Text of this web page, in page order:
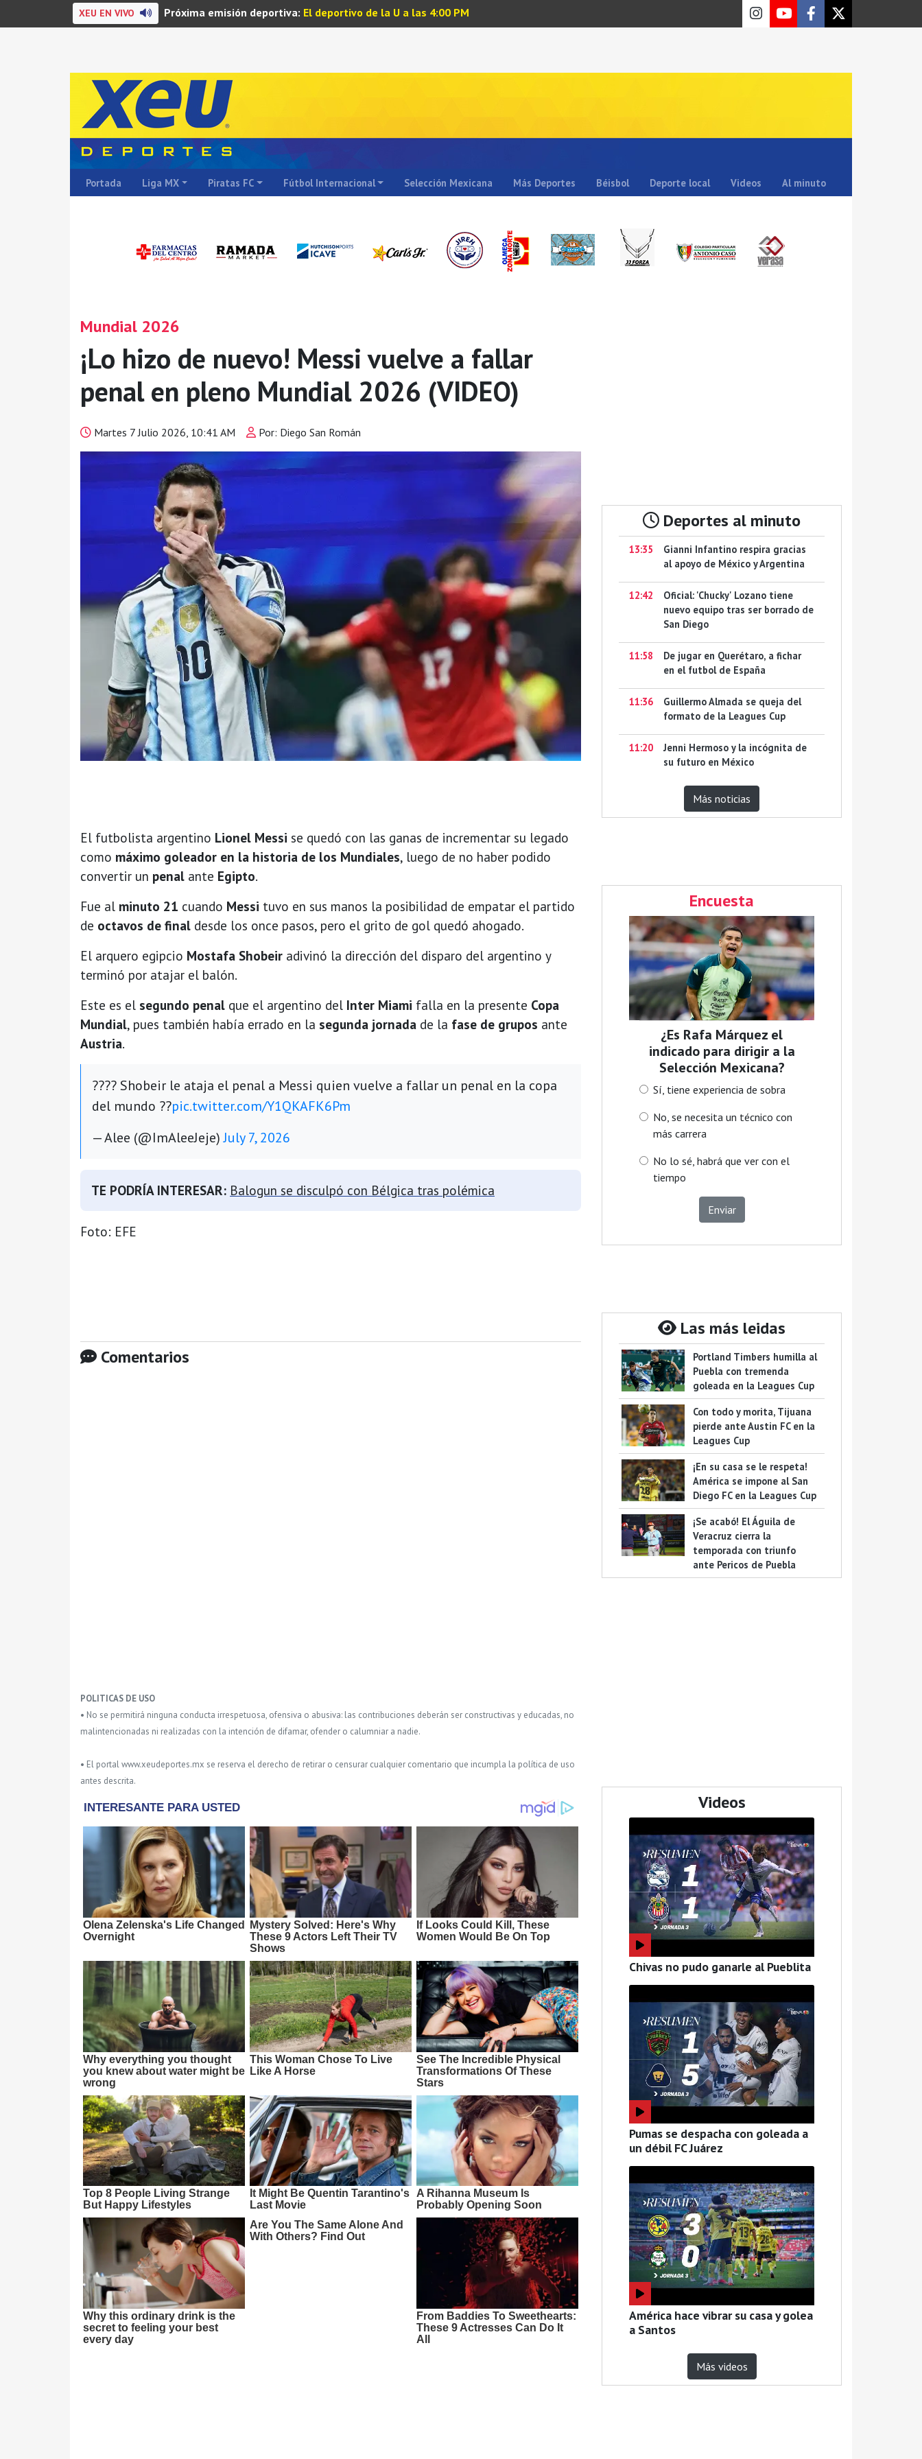
XEU EN VIVO Próxima emisión deportiva: El deportivo de la U a las 4:00 PM
Portada Liga MX Piratas FC Fútbol Internacional Selección Mexicana Más Deportes Béisbol Deporte local Videos Al minuto
Mundial 2026
¡Lo hizo de nuevo! Messi vuelve a fallar
penal en pleno Mundial 2026 (VIDEO)
Martes 7 Julio 2026, 10:41 AM Por: Diego San Román
El futbolista argentino Lionel Messi se quedó con las ganas de incrementar su legado
como máximo goleador en la historia de los Mundiales, luego de no haber podido
convertir un penal ante Egipto.
Fue al minuto 21 cuando Messi tuvo en sus manos la posibilidad de empatar el partido
de octavos de final desde los once pasos, pero el grito de gol quedó ahogado.
El arquero egipcio Mostafa Shobeir adivinó la dirección del disparo del argentino y
terminó por atajar el balón.
Este es el segundo penal que el argentino del Inter Miami falla en la presente Copa
Mundial, pues también había errado en la segunda jornada de la fase de grupos ante
Austria.
???? Shobeir le ataja el penal a Messi quien vuelve a fallar un penal en la copa
del mundo ??pic.twitter.com/Y1QKAFK6Pm
— Alee (@ImAleeJeje)July 7, 2026
TE PODRÍA INTERESAR: Balogun se disculpó con Bélgica tras polémica
Foto: EFE
Comentarios
POLITICAS DE USO
• No se permitirá ninguna conducta irrespetuosa, ofensiva o abusiva: las contribuciones deberán ser constructivas y educadas, no
malintencionadas ni realizadas con la intención de difamar, ofender o calumniar a nadie.
• El portal www.xeudeportes.mx se reserva el derecho de retirar o censurar cualquier comentario que incumpla la política de uso
antes descrita.
Deportes al minuto
13:35
Gianni Infantino respira gracias
al apoyo de México y Argentina
12:42
Oficial: 'Chucky' Lozano tiene
nuevo equipo tras ser borrado de
San Diego
11:58
De jugar en Querétaro, a fichar
en el futbol de España
11:36
Guillermo Almada se queja del
formato de la Leagues Cup
11:20
Jenni Hermoso y la incógnita de
su futuro en México
Más noticias
Encuesta
¿Es Rafa Márquez el
indicado para dirigir a la
Selección Mexicana?
Sí, tiene experiencia de sobra
No, se necesita un técnico con
más carrera
No lo sé, habrá que ver con el
tiempo
Enviar
Las más leidas
Portland Timbers humilla al
Puebla con tremenda
goleada en la Leagues Cup
Con todo y morita, Tijuana
pierde ante Austin FC en la
Leagues Cup
¡En su casa se le respeta!
América se impone al San
Diego FC en la Leagues Cup
¡Se acabó! El Águila de
Veracruz cierra la
temporada con triunfo
ante Pericos de Puebla
Videos
Chivas no pudo ganarle al Pueblita
Pumas se despacha con goleada a
un débil FC Juárez
América hace vibrar su casa y golea
a Santos
Más videos